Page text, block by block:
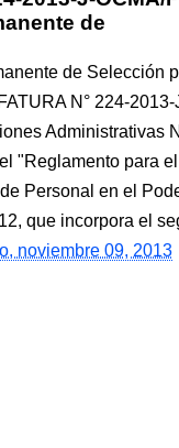
de
de Selección
N° 224-
Administrativas
"Reglamento para
Personal en el
que incorpora el
noviembre 09, 2013